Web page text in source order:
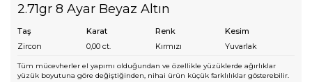
2.71gr 8 Ayar Beyaz Altın
Taş Karat Renk
Kesim
Zircon
0,00 ct. Kırmızı Yuvarlak
Tüm mücevherler el yapımı olduğundan ve özellikle yüzüklerde ağırlıklar
yüzük boyutuna göre değiştiğinden, nihai ürün küçük farklılıklar gösterebilir.